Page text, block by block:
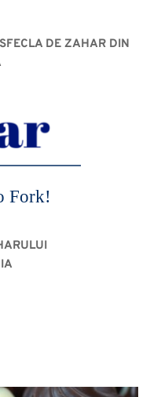
DE ZAHAR DIN
Fork!